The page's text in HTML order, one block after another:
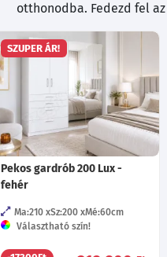
otthonodba. Fedezd fel
SZUPER ÁR!
Pekos gardrób 200 Lux -
fehér
Ma:210 Sz:200 Mé:60cm
Választható szín!